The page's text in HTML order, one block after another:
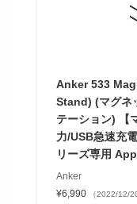
Anker 533
Stand) (マグネ
テーション) 【
力/USB急速充
リーズ専用
Anker
¥6,990
（2022/12/